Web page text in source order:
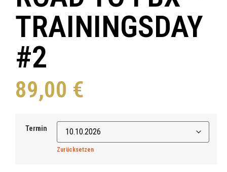
TRAININGSDAY
#2
89,00 €
Termin
Zurücksetzen